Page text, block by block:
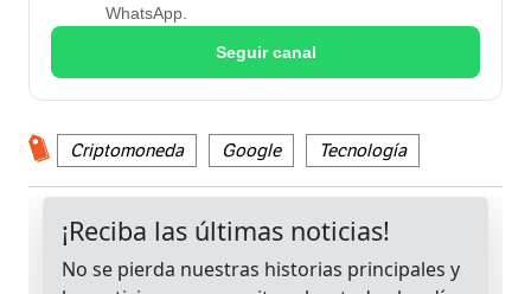
WhatsApp.
Seguir canal
Criptomoneda Google Tecnología